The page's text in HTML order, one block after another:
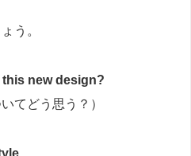
う。
new design?
てどう思う？）